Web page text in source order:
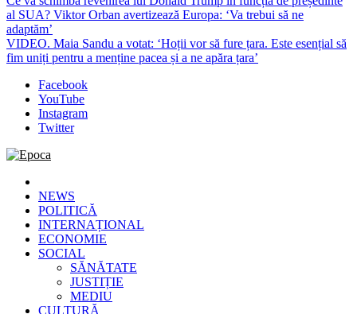
al SUA? Viktor Orban avertizează Europa: ‘Va trebui să ne
adaptăm’
VIDEO. Maia Sandu a votat: ‘Hoții vor să fure țara. Este esențial să
fim uniți pentru a menține pacea și a ne apăra țara’
Facebook
YouTube
Instagram
Twitter
Epoca
Cele mai noi știri online din România
NEWS
POLITICĂ
INTERNAȚIONAL
ECONOMIE
SOCIAL
SĂNĂTATE
JUSTIȚIE
MEDIU
CULTURĂ